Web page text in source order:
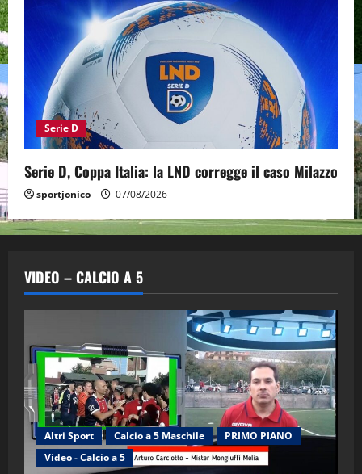
Serie D
Serie D, Coppa Italia: la LND corregge il caso Milazzo
sportjonico 07/08/2026
VIDEO – CALCIO A 5
Altri Sport Calcio a 5 Maschile
PRIMO PIANO
Video - Calcio a 5